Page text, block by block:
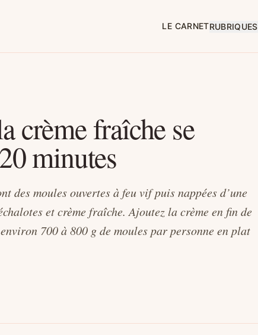
LE CARNETRUBRIQUES
crème fraîche se
minutes
des moules ouvertes à feu vif puis nappées d’une
et crème fraîche. Ajoutez la crème en fin de
700 à 800 g de moules par personne en plat